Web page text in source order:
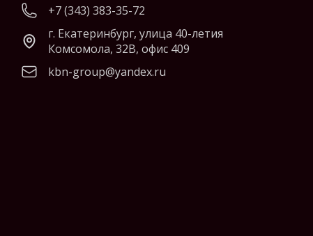
+7 (343) 383-35-72
г. Екатеринбург, улица 40-летия
Комсомола, 32В, офис 409
kbn-group@yandex.ru